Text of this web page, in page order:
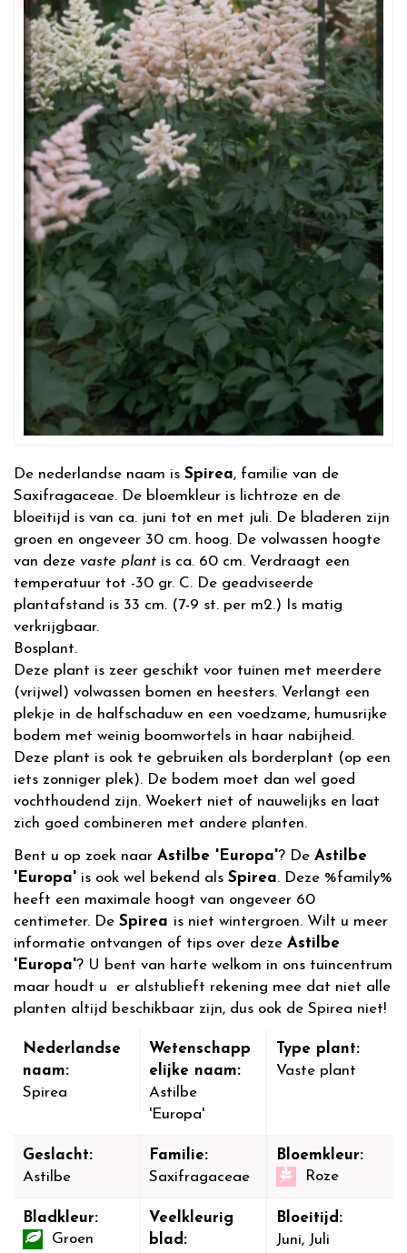
De nederlandse naam is Spirea, familie van de
Saxifragaceae. De bloemkleur is lichtroze en de
bloeitijd is van ca. juni tot en met juli. De bladeren zijn
groen en ongeveer 30 cm. hoog. De volwassen hoogte
van deze vaste plant is ca. 60 cm. Verdraagt een
temperatuur tot -30 gr. C. De geadviseerde
plantafstand is 33 cm. (7-9 st. per m2.) Is matig
verkrijgbaar.
Bosplant.
Deze plant is zeer geschikt voor tuinen met meerdere
(vrijwel) volwassen bomen en heesters. Verlangt een
plekje in de halfschaduw en een voedzame, humusrijke
bodem met weinig boomwortels in haar nabijheid.
Deze plant is ook te gebruiken als borderplant (op een
iets zonniger plek). De bodem moet dan wel goed
vochthoudend zijn. Woekert niet of nauwelijks en laat
zich goed combineren met andere planten.
Bent u op zoek naar Astilbe 'Europa'? De Astilbe
'Europa' is ook wel bekend als Spirea. Deze %family%
heeft een maximale hoogt van ongeveer 60
centimeter. De Spirea is niet wintergroen. Wilt u meer
informatie ontvangen of tips over deze Astilbe
'Europa'? U bent van harte welkom in ons tuincentrum
maar houdt u er alstublieft rekening mee dat niet alle
planten altijd beschikbaar zijn, dus ook de Spirea niet!
Nederlandse
naam:
Spirea
Wetenschapp
elijke naam:
Astilbe
'Europa'
Type plant:
Vaste plant
Geslacht:
Astilbe
Familie:
Saxifragaceae
Bloemkleur:
Roze
Bladkleur:
Groen
Veelkleurig
blad:
Bloeitijd:
Juni, Juli